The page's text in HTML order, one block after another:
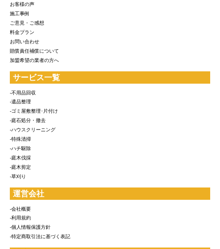
お客様の声
施工事例
ご意見・ご感想
料金プラン
お問い合わせ
賠償責任補償について
加盟希望の業者の方へ
サービス一覧
-不用品回収
-遺品整理
-ゴミ屋敷整理･片付け
-庭石処分・撤去
-ハウスクリーニング
-特殊清掃
-ハチ駆除
-庭木伐採
-庭木剪定
-草刈り
運営会社
-会社概要
-利用規約
-個人情報保護方針
-特定商取引法に基づく表記